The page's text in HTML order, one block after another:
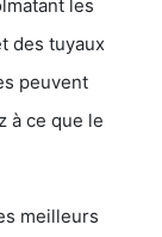
les
des tuyaux
peuvent
à ce que le
meilleurs